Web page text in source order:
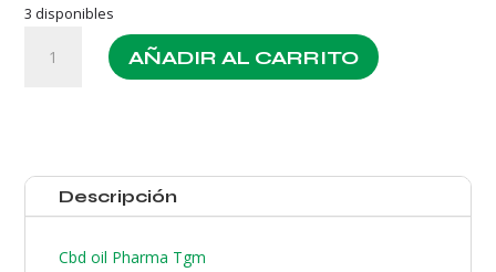
3 disponibles
Pharma
cantidad
AÑADIR AL CARRITO
Descripción
Cbd oil Pharma Tgm